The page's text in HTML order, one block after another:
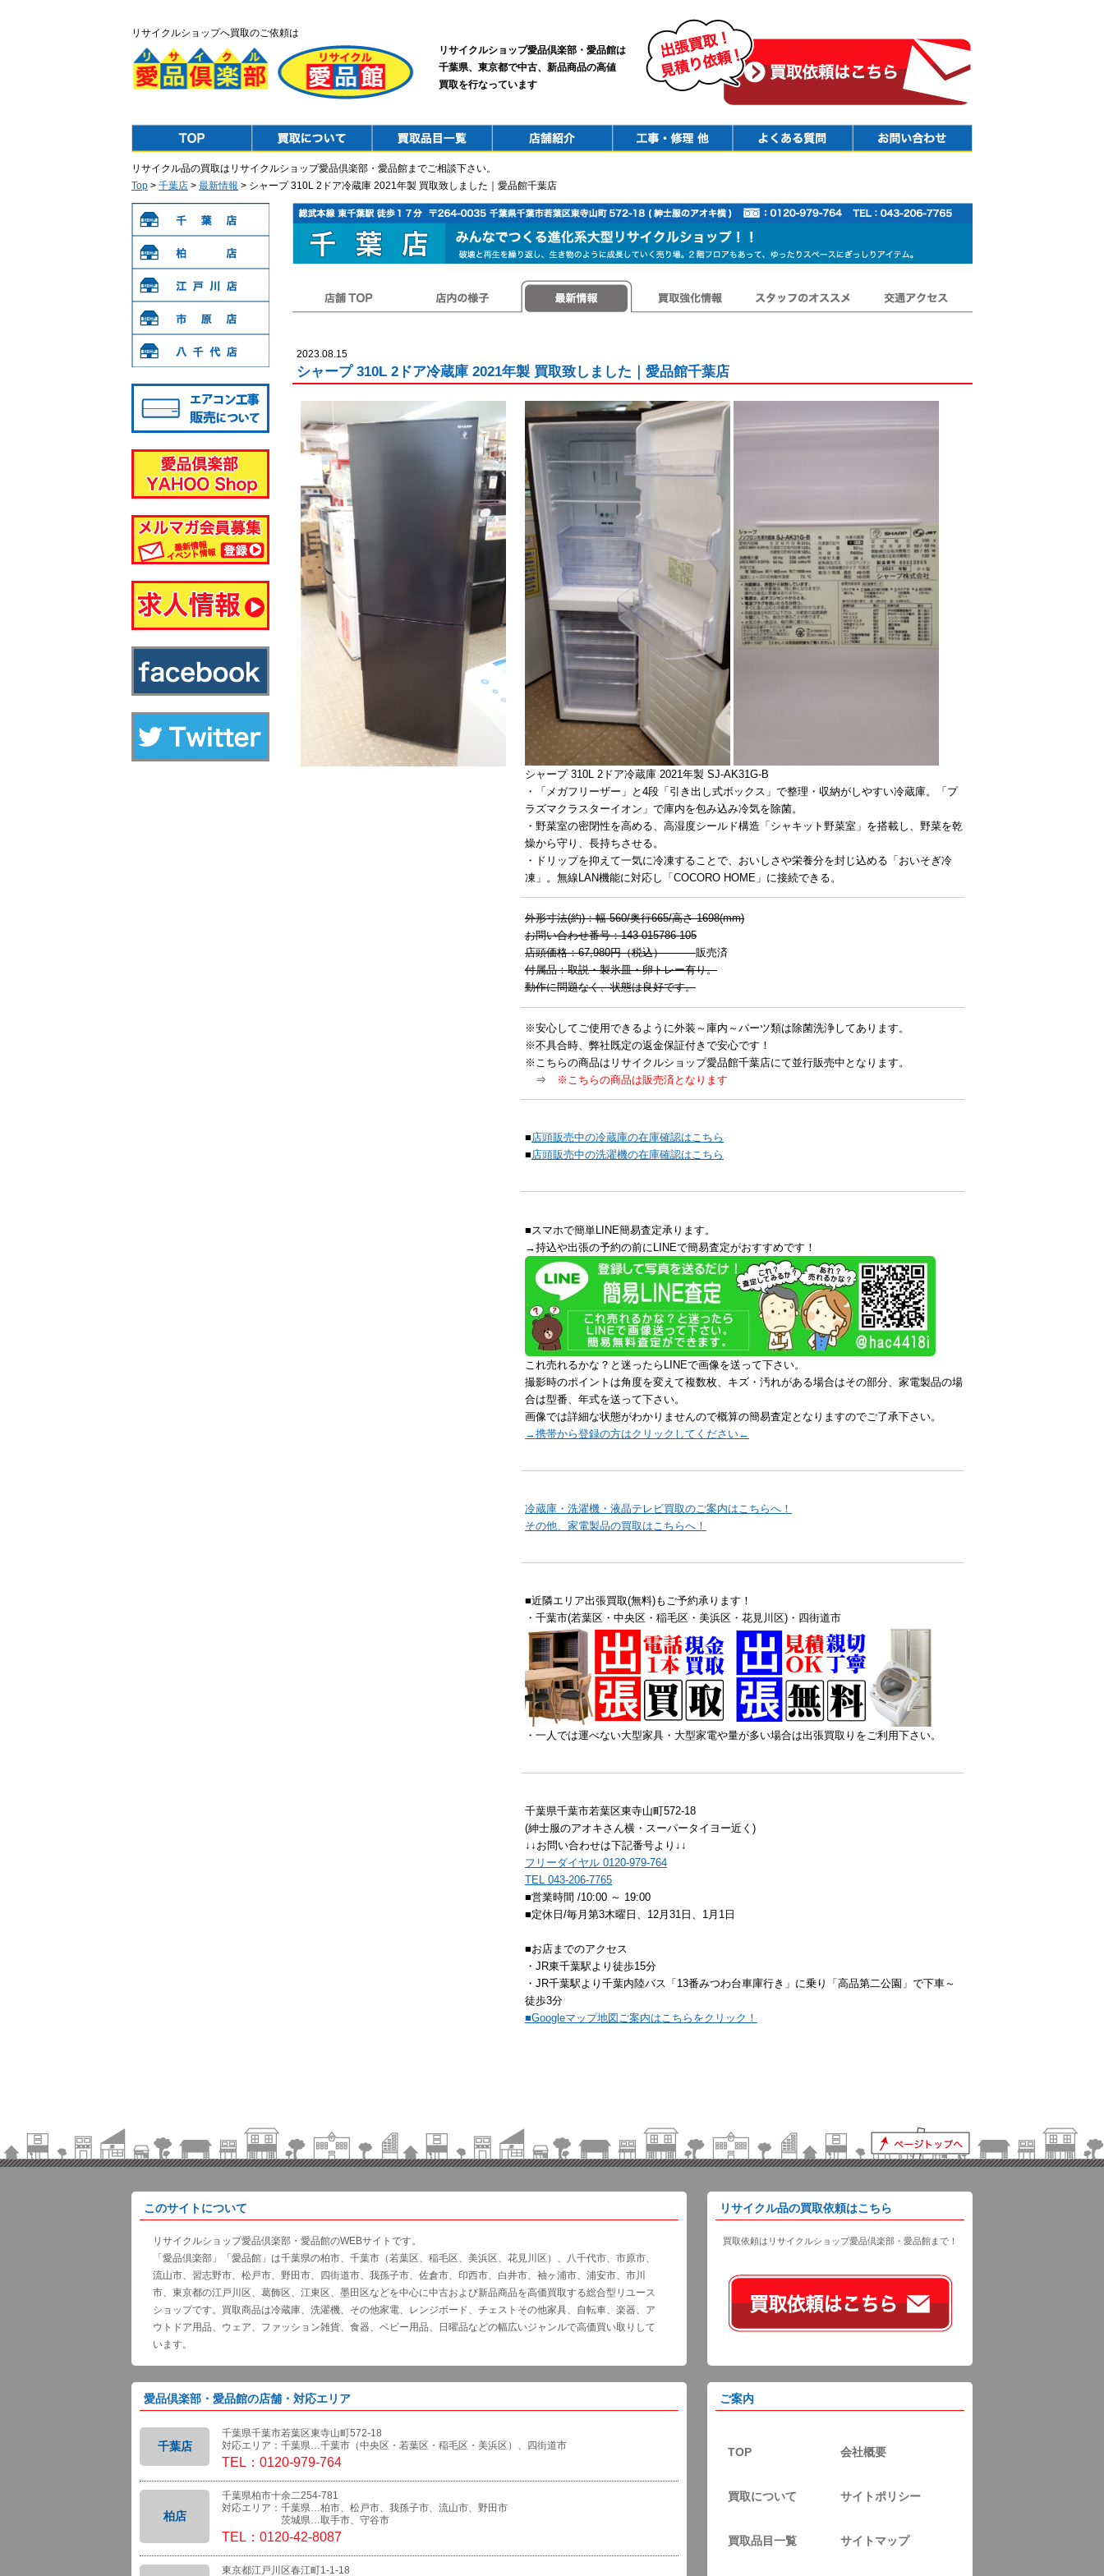
リサイクルショップへ買取のご依頼は
リサイクルショップ愛品倶楽部・愛品館は
千葉県、東京都で中古、新品商品の高値
買取を行なっています
リサイクル品の買取はリサイクルショップ愛品倶楽部・愛品館までご相談下さい。
Top > 千葉店 > 最新情報 > シャープ 310L 2ドア冷蔵庫 2021年製 買取致しました｜愛品館千葉店
2023.08.15
シャープ 310L 2ドア冷蔵庫 2021年製 買取致しました｜愛品館千葉店
シャープ 310L 2ドア冷蔵庫 2021年製 SJ-AK31G-B
・「メガフリーザー」と4段「引き出し式ボックス」で整理・収納がしやすい冷蔵庫。「プ
ラズマクラスターイオン」で庫内を包み込み冷気を除菌。
・野菜室の密閉性を高める、高湿度シールド構造「シャキット野菜室」を搭載し、野菜を乾
燥から守り、長持ちさせる。
・ドリップを抑えて一気に冷凍することで、おいしさや栄養分を封じ込める「おいそぎ冷
凍」。無線LAN機能に対応し「COCORO HOME」に接続できる。
外形寸法(約)：幅 560/奥行665/高さ 1698(mm)
お問い合わせ番号：143-015786-105
店頭価格：67,980円（税込）販売済
付属品：取説・製氷皿・卵トレー有り。
動作に問題なく、状態は良好です。
※安心してご使用できるように外装～庫内～パーツ類は除菌洗浄してあります。
※不具合時、弊社既定の返金保証付きで安心です！
※こちらの商品はリサイクルショップ愛品館千葉店にて並行販売中となります。
⇒
※こちらの商品は販売済となります
■店頭販売中の冷蔵庫の在庫確認はこちら
■店頭販売中の洗濯機の在庫確認はこちら
■スマホで簡単LINE簡易査定承ります。
→持込や出張の予約の前にLINEで簡易査定がおすすめです！
これ売れるかな？と迷ったらLINEで画像を送って下さい。
撮影時のポイントは角度を変えて複数枚、キズ・汚れがある場合はその部分、家電製品の場
合は型番、年式を送って下さい。
画像では詳細な状態がわかりませんので概算の簡易査定となりますのでご了承下さい。
→携帯から登録の方はクリックしてください←
冷蔵庫・洗濯機・液晶テレビ買取のご案内はこちらへ！
その他、家電製品の買取はこちらへ！
■近隣エリア出張買取(無料)もご予約承ります！
・千葉市(若葉区・中央区・稲毛区・美浜区・花見川区)・四街道市
・一人では運べない大型家具・大型家電や量が多い場合は出張買取りをご利用下さい。
千葉県千葉市若葉区東寺山町572-18
(紳士服のアオキさん横・スーパータイヨー近く)
↓↓お問い合わせは下記番号より↓↓
フリーダイヤル 0120-979-764
TEL 043-206-7765
■営業時間 /10:00 ～ 19:00
■定休日/毎月第3木曜日、12月31日、1月1日
■お店までのアクセス
・JR東千葉駅より徒歩15分
・JR千葉駅より千葉内陸バス「13番みつわ台車庫行き」に乗り「高品第二公園」で下車～
徒歩3分
■Googleマップ地図ご案内はこちらをクリック！
このサイトについて
リサイクルショップ愛品倶楽部・愛品館のWEBサイトです。
「愛品倶楽部」「愛品館」は千葉県の柏市、千葉市（若葉区、稲毛区、美浜区、花見川区）、八千代市、市原市、
流山市、習志野市、松戸市、野田市、四街道市、我孫子市、佐倉市、印西市、白井市、袖ヶ浦市、浦安市、市川
市、東京都の江戸川区、葛飾区、江東区、墨田区などを中心に中古および新品商品を高価買取する総合型リユース
ショップです。買取商品は冷蔵庫、洗濯機、その他家電、レンジボード、チェストその他家具、自転車、楽器、ア
ウトドア用品、ウェア、ファッション雑貨、食器、ベビー用品、日曜品などの幅広いジャンルで高価買い取りして
います。
リサイクル品の買取依頼はこちら
買取依頼はリサイクルショップ愛品倶楽部・愛品館まで！
愛品倶楽部・愛品館の店舗・対応エリア
千葉店
千葉県千葉市若葉区東寺山町572-18
対応エリア：千葉県…千葉市（中央区・若葉区・稲毛区・美浜区）、四街道市
TEL：0120-979-764
柏店
千葉県柏市十余二254-781
対応エリア：千葉県…柏市、松戸市、我孫子市、流山市、野田市
茨城県…取手市、守谷市
TEL：0120-42-8087
東京都江戸川区春江町1-1-18
ご案内
TOP 会社概要
買取について サイトポリシー
買取品目一覧 サイトマップ